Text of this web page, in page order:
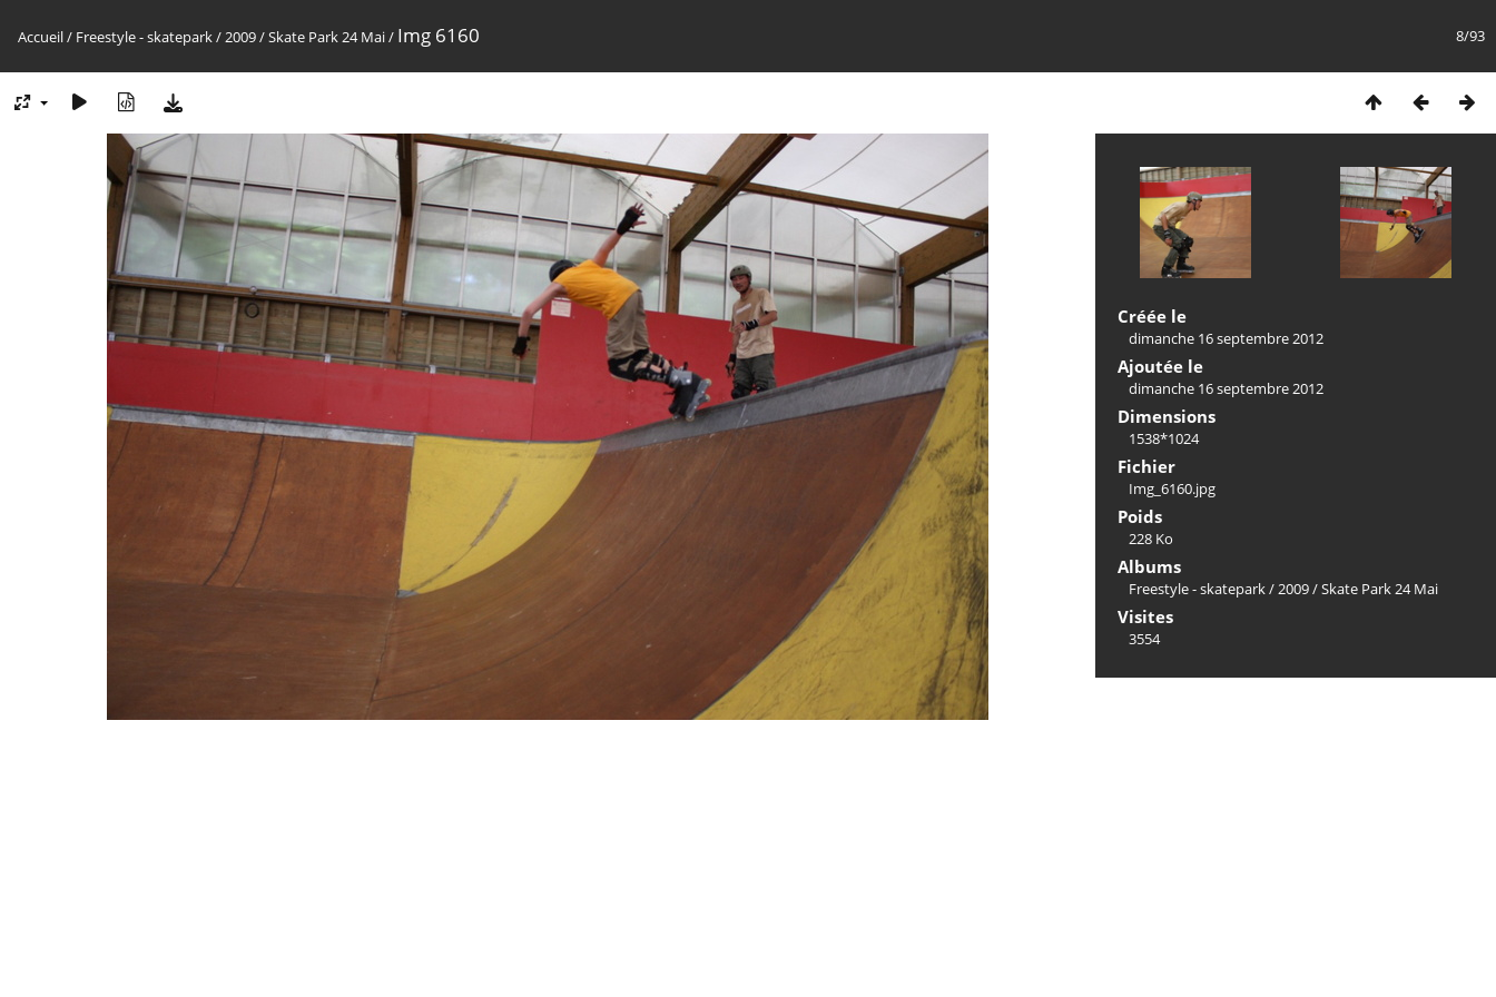
8/93
Accueil/ Freestyle - skatepark/2009/Skate Park 24 Mai/ Img 6160
Créée le
dimanche 16 septembre 2012
Ajoutée le
dimanche 16 septembre 2012
Dimensions
1538*1024
Fichier
Img_6160.jpg
Poids
228 Ko
Albums
Freestyle - skatepark/2009/Skate Park 24 Mai
Visites
3554